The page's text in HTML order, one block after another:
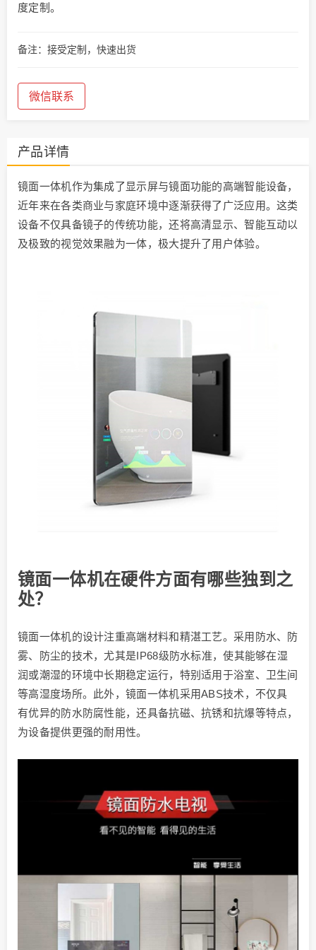
度定制。
备注：接受定制，快速出货
微信联系
产品详情
镜面一体机作为集成了显示屏与镜面功能的高端智能设备，
近年来在各类商业与家庭环境中逐渐获得了广泛应用。这类
设备不仅具备镜子的传统功能，还将高清显示、智能互动以
及极致的视觉效果融为一体，极大提升了用户体验。
镜面一体机在硬件方面有哪些独到之
处？
镜面一体机的设计注重高端材料和精湛工艺。采用防水、防
雾、防尘的技术，尤其是IP68级防水标准，使其能够在湿
润或潮湿的环境中长期稳定运行，特别适用于浴室、卫生间
等高湿度场所。此外，镜面一体机采用ABS技术，不仅具
有优异的防水防腐性能，还具备抗磁、抗锈和抗爆等特点，
为设备提供更强的耐用性。